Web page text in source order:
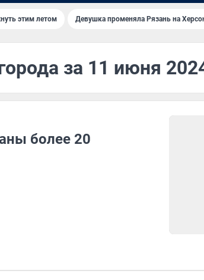
этим летом Девушка променяла Рязань на
за 11 июня
более 20